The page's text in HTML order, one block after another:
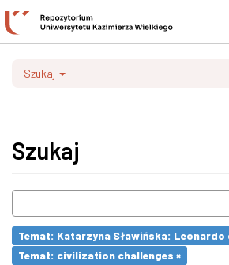
Szukaj
Szukaj
Temat: Katarzyna Sławińska:
Temat: civilization challenges ×